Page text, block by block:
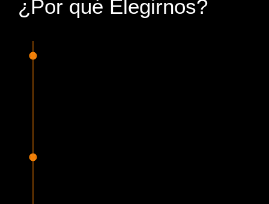
¿Por qué Elegirnos?